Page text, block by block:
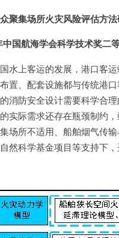
聚集场所火灾风险评估方
国航海学会科学技术奖二
水上客运的发展，港口客
置、配套设施都与传统港
消防安全设计需要科学合
实际需求还存在瓶颈制约
场所不适用、船舶烟气传
然科学基金项目等支持下